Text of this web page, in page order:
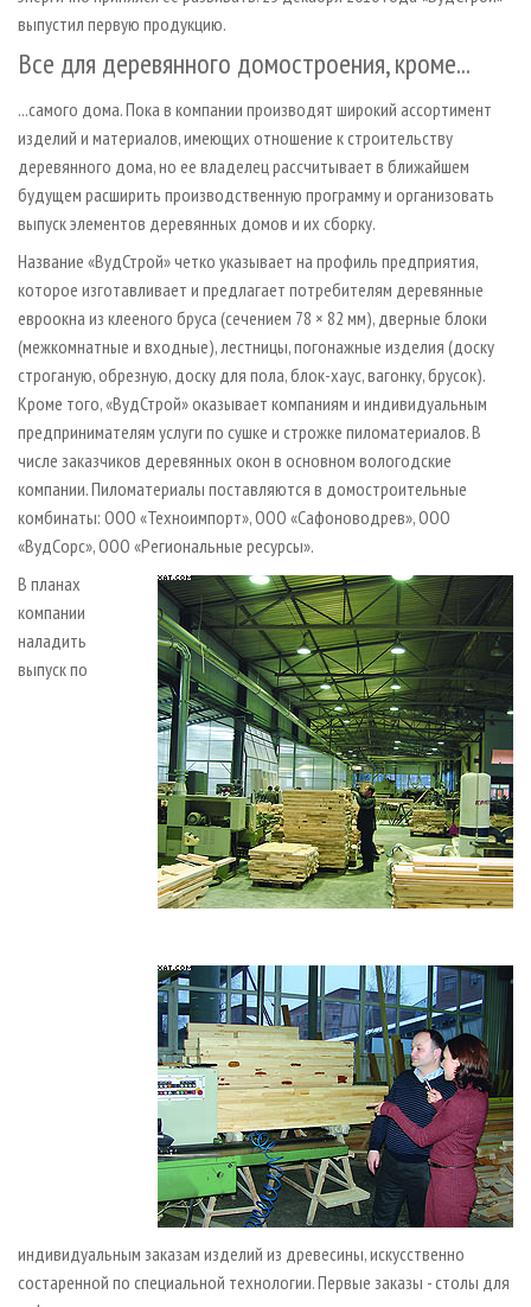
выпустил первую продукцию.
Все для деревянного домостроения, кроме...
...самого дома. Пока в компании производят широкий ассортимент
изделий и материалов, имеющих отношение к строительству
деревянного дома, но ее владелец рассчитывает в ближайшем
будущем расширить производственную программу и организовать
выпуск элементов деревянных домов и их сборку.
Название «ВудСтрой» четко указывает на профиль предприятия,
которое изготавливает и предлагает потребителям деревянные
евроокна из клееного бруса (сечением 78 × 82 мм), дверные блоки
(межкомнатные и входные), лестницы, погонажные изделия (доску
строганую, обрезную, доску для пола, блок-хаус, вагонку, брусок).
Кроме того, «ВудСтрой» оказывает компаниям и индивидуальным
предпринимателям услуги по сушке и строжке пиломатериалов. В
числе заказчиков деревянных окон в основном вологодские
компании. Пиломатериалы поставляются в домостроительные
комбинаты: ООО «Техноимпорт», ООО «Сафоноводрев», ООО
«ВудСорс», ООО «Региональные ресурсы».
В планах
компании
наладить
выпуск по
индивидуальным заказам изделий из древесины, искусственно
состаренной по специальной технологии. Первые заказы - столы для